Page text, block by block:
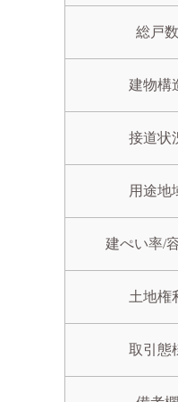
総戸数
建物構
接道状
用途地
建ぺい率/
土地権
取引態